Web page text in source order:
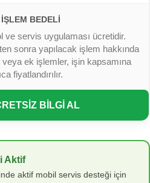
BEDELI
ve servis uygulaması ücretidir.
sonra yapılacak işlem hakkında
ek işlemler, işin kapsamına
fiyatlandırılır.
BİLGİ AL
Aktif
aktif mobil servis desteği için